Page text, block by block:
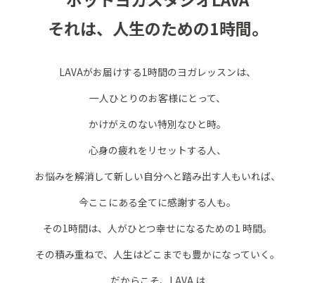
それは、人生のための1時間。
LAVAがお届けする1時間のヨガレッスンは、
一人ひとりのお客様にとって、
かけがえのない特別なひと時。
心身の疲れをリセットする人、
お悩みを解消して新しい自分へと踏み出す人もいれば、
今ここにある全てに感謝する人も。
その1時間は、人がひとつ幸せになるための1 時間。
その積み重ねで、人生はどこまでも豊かになっていく。
だからこそ、LAVA は